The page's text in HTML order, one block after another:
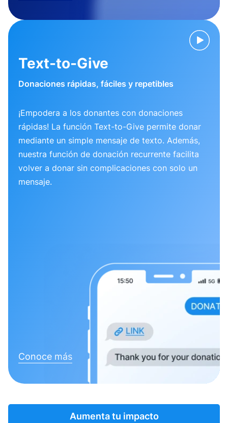
Text-to-Give
Donaciones rápidas, fáciles y repetibles
¡Empodera a los donantes con donaciones
rápidas! La función Text-to-Give permite donar
mediante un simple mensaje de texto. Además,
nuestra función de donación recurrente facilita
volver a donar sin complicaciones con solo un
mensaje.
Conoce más
Aumenta tu impacto